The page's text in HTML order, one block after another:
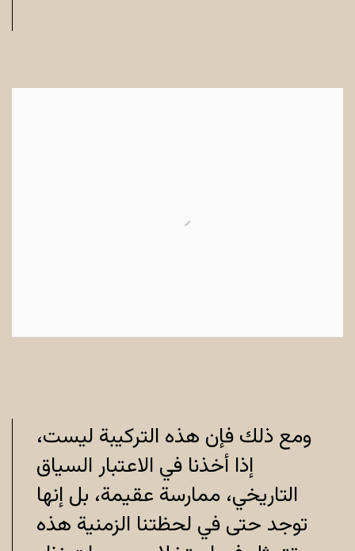
ومع ذلك فإن هذه التركيبة ليست،
إذا أخذنا في الاعتبار السياق
التاريخي، ممارسة عقيمة، بل إنها
توجد حتى في لحظتنا الزمنية هذه